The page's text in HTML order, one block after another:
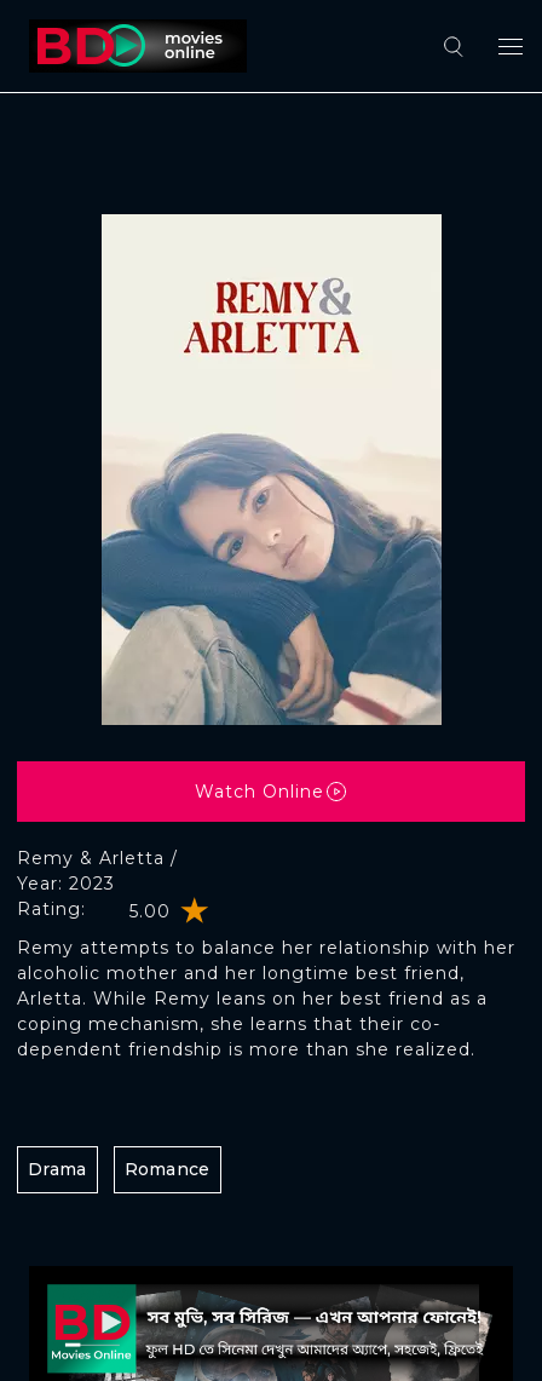
Remy & Arletta /
Rating: 5.00
Year: 2023
Remy attempts to balance her relationship with her
alcoholic mother and her longtime best friend,
Arletta. While Remy leans on her best friend as a
coping mechanism, she learns that their co-
dependent friendship is more than she realized.
Watch Online
Drama Romance